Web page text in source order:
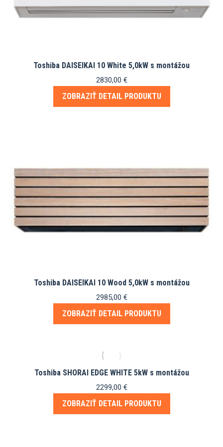
Toshiba DAISEIKAI 10 White 5,0kW s montážou
2830,00 €
ZOBRAZIŤ DETAIL PRODUKTU
Toshiba DAISEIKAI 10 Wood 5,0kW s montážou
2985,00 €
ZOBRAZIŤ DETAIL PRODUKTU
Toshiba SHORAI EDGE WHITE 5kW s montážou
2299,00 €
ZOBRAZIŤ DETAIL PRODUKTU